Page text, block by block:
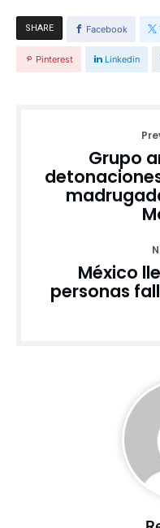
SHARE Facebook
Pinterest Linkedin
Grupo
México
personas